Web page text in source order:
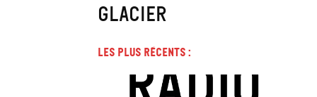
glacier
Les plus récents :